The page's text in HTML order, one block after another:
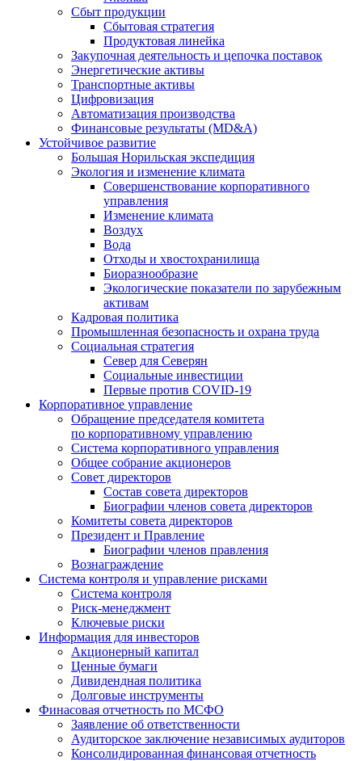
Сбыт продукции
Сбытовая стратегия
Продуктовая линейка
Закупочная деятельность и цепочка поставок
Энергетические активы
Транспортные активы
Цифровизация
Автоматизация производства
Финансовые результаты (MD&A)
Устойчивое развитие
Большая Норильская экспедиция
Экология и изменение климата
Совершенствование корпоративного
управления
Изменение климата
Воздух
Вода
Отходы и хвостохранилища
Биоразнообразие
Экологические показатели по зарубежным
активам
Кадровая политика
Промышленная безопасность и охрана труда
Социальная стратегия
Север для Северян
Социальные инвестиции
Первые против COVID‑19
Корпоративное управление
Обращение председателя комитета
по корпоративному управлению
Система корпоративного управления
Общее собрание акционеров
Совет директоров
Состав совета директоров
Биографии членов совета директоров
Комитеты совета директоров
Президент и Правление
Биографии членов правления
Вознаграждение
Система контроля и управление рисками
Система контроля
Риск-менеджмент
Ключевые риски
Информация для инвесторов
Акционерный капитал
Ценные бумаги
Дивидендная политика
Долговые инструменты
Финасовая отчетность по МСФО
Заявление об ответственности
Аудиторское заключение независимых аудиторов
Консолидированная финансовая отчетность